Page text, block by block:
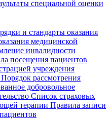
специальной оценки
и стандарты оказания
медицинской
инвалидности
посещения пациентов
учреждения
Порядок рассмотрения
добровольное
Список страховых
терапии Правила записи